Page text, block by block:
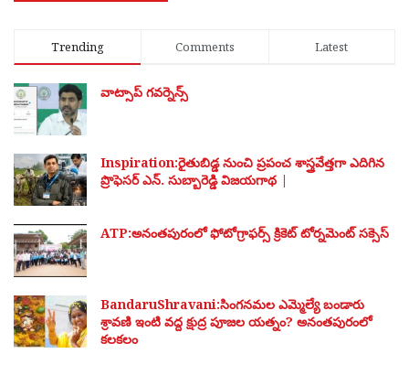
Trending Comments Latest
వాట్సాప్ గవర్నెన్స్
Inspiration:రైతుబిడ్డ నుంచి ప్రపంచ శాస్త్రవేత్తగా ఎదిగిన
ప్రొఫెసర్ ఎన్. సుబ్బారెడ్డి విజయగాథ |
ATP:అనంతపురంలో ఫోటోగ్రాఫర్స్ క్రికెట్ టోర్నమెంట్ సక్సెస్
BandaruShravani:సింగనమల ఎమ్మెల్యే బండారు
శ్రావణి ఇంటి వద్ద క్షుద్ర పూజల యత్నం? అనంతపురంలో
కలకలం